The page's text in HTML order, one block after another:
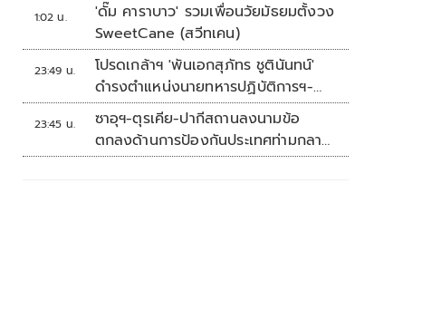
1:02 น.
'ดั๊ม คาราบาว' รวมเพื่อนวัยมัธยมตั้งวง
SweetCane (สวีทเคน)
23:49 น.
โปรดเกล้าฯ 'พันเอกสุภัทร ชูตินันทน์'
ดำรงตำแหน่งนายทหารปฏิบัติการฯ-
พระราชทานยศ 'พลตรี'
23:45 น.
ซาอุฯ-ตุรเคีย-ปากีสถานลงนามข้อ
ตกลงด้านการป้องกันประเทศท่ามกลาง
สงครามในภูมิภาค